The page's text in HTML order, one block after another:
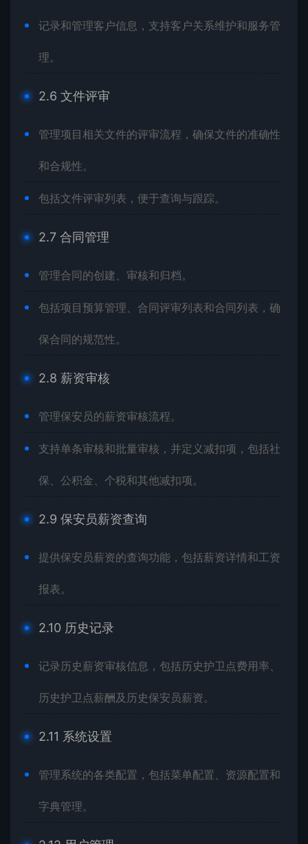
记录和管理客户信息，支持客户关系维护和服务管
理。
2.6 文件评审
管理项目相关文件的评审流程，确保文件的准确性
和合规性。
包括文件评审列表，便于查询与跟踪。
2.7 合同管理
管理合同的创建、审核和归档。
包括项目预算管理、合同评审列表和合同列表，确
保合同的规范性。
2.8 薪资审核
管理保安员的薪资审核流程。
支持单条审核和批量审核，并定义减扣项，包括社
保、公积金、个税和其他减扣项。
2.9 保安员薪资查询
提供保安员薪资的查询功能，包括薪资详情和工资
报表。
2.10 历史记录
记录历史薪资审核信息，包括历史护卫点费用率、
历史护卫点薪酬及历史保安员薪资。
2.11 系统设置
管理系统的各类配置，包括菜单配置、资源配置和
字典管理。